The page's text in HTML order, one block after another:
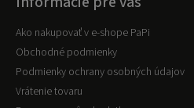
Ako nakupovať v e-shope PaPi
Obchodné podmienky
Podmienky ochrany osobných údajov
Vrátenie tovaru